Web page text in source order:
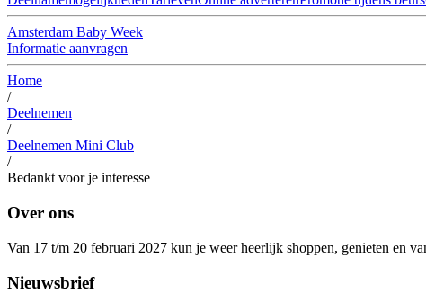
Amsterdam Baby Week
Informatie aanvragen
Home
/
Deelnemen
/
Deelnemen Mini Club
/
Bedankt voor je interesse
Over ons
Van 17 t/m 20 februari 2027 kun je weer heerlijk shoppen, genieten en
Nieuwsbrief